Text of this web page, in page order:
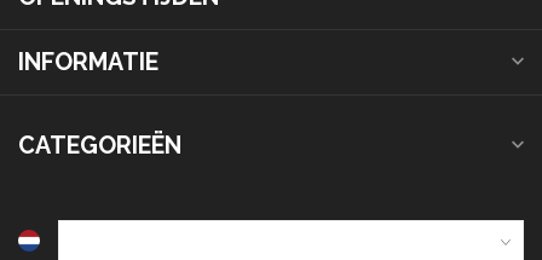
INFORMATIE
CATEGORIEËN